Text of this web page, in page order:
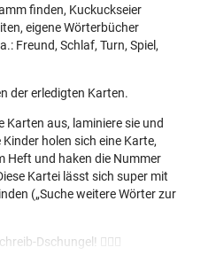
finden, Kuckuckseier
eigene Wörterbücher
Freund, Schlaf, Turn, Spiel,
der erledigten Karten.
Karten aus, laminiere sie und
holen sich eine Karte,
Heft und haken die Nummer
Kartei lässt sich super mit
(„Suche weitere Wörter zur
Dschungel! 🕵️‍♀️📝